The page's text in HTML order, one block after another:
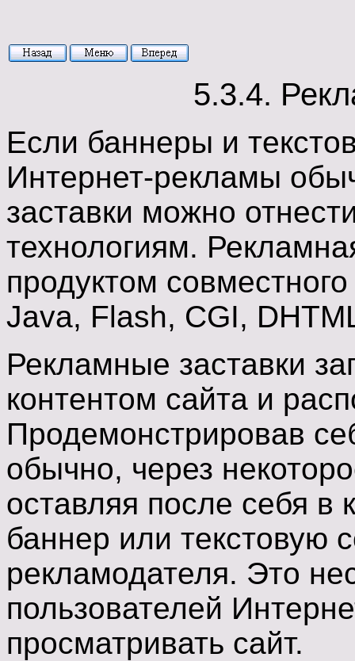
5.3.4.
Если баннеры и
Интернет-рекламы
заставки можно
технологиям.
продуктом
Java, Flash, CGI,
Рекламные заставки
контентом сайта и
Продемонстрировав
обычно, через
оставляя после себя в
баннер или текстовую
рекламодателя. Это
пользователей
просматривать сайт.